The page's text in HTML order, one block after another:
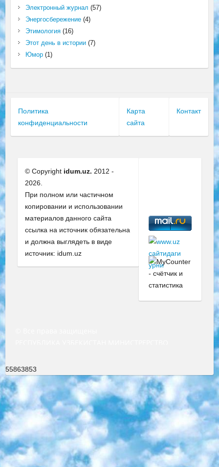
Электронный журнал (57)
Энергосбережение(4)
Этимология(16)
Этот день в истории(7)
Юмор(1)
Политика
конфиденциальности
Карта
сайта
Контакт
© Copyright idum.uz. 2012 -
2026.
При полном или частичном
копировании и использовании
материалов данного сайта
ссылка на источник обязательна
и должна выглядеть в виде
источник: idum.uz
55863853